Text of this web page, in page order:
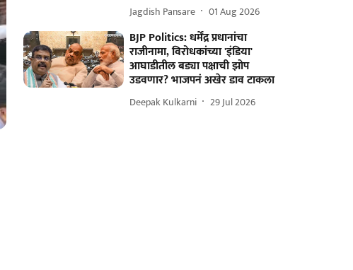
Jagdish Pansare 01 Aug 2026
BJP Politics: धर्मेंद्र प्रधानांचा
राजीनामा, विरोधकांच्या 'इंडिया'
आघाडीतील बड्या पक्षाची झोप
उडवणार? भाजपनं अखेर डाव टाकला
Deepak Kulkarni 29 Jul 2026